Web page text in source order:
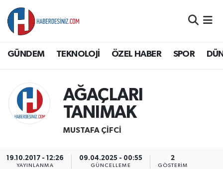
GÜNDEM TEKNOLOJİ ÖZEL HABER SPOR
AĞAÇLARI
TANIMAK
MUSTAFA ÇİFCİ
19.10.2017 - 12:26
YAYINLANMA
09.04.2025 - 00:55
GÜNCELLEME
2
GÖSTERIM
EKONOMİ
GÜNDEM
SAĞLIK
Namaz Vakitleri
Trafik Durumu
Tüm Manşetler